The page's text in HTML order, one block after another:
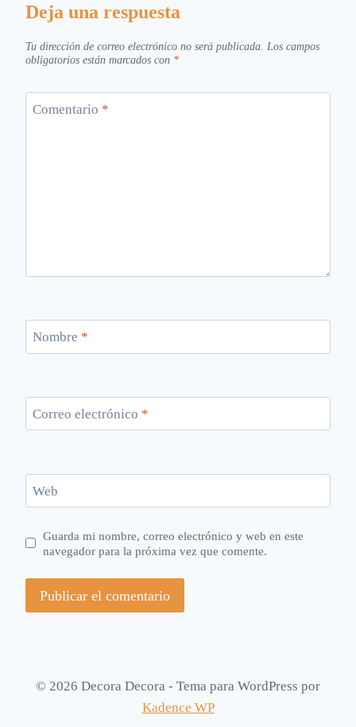
Deja una respuesta
Tu dirección de correo electrónico no será publicada. Los campos
obligatorios están marcados con *
Comentario *
Nombre *
Correo electrónico *
Web
Guarda mi nombre, correo electrónico y web en este
navegador para la próxima vez que comente.
© 2026 Decora Decora - Tema para WordPress por
Kadence WP